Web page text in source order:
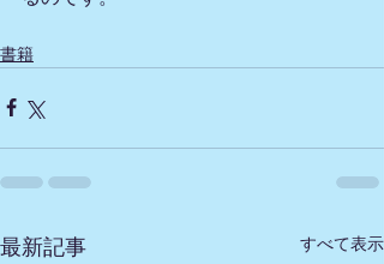
書籍
最新記事 すべて表示